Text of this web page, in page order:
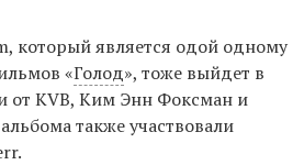
который является одой одному
«Голод», тоже выйдет в
от KVB, Ким Энн Фоксман и
также участвовали